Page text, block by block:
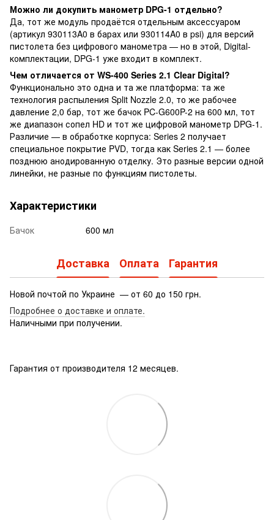
Можно ли докупить манометр DPG-1 отдельно?
Да, тот же модуль продаётся отдельным аксессуаром
(артикул 930113A0 в барах или 930114A0 в psi) для версий
пистолета без цифрового манометра — но в этой, Digital-
комплектации, DPG-1 уже входит в комплект.
Чем отличается от WS-400 Series 2.1 Clear Digital?
Функционально это одна и та же платформа: та же
технология распыления Split Nozzle 2.0, то же рабочее
давление 2,0 бар, тот же бачок PC-G600P-2 на 600 мл, тот
же диапазон сопел HD и тот же цифровой манометр DPG-1.
Различие — в обработке корпуса: Series 2 получает
специальное покрытие PVD, тогда как Series 2.1 — более
позднюю анодированную отделку. Это разные версии одной
линейки, не разные по функциям пистолеты.
Характеристики
Бачок 600 мл
Доставка Оплата Гарантия
Новой почтой по Украине — от 60 до 150 грн.
Подробнее о доставке и оплате.
Наличными при получении.
Гарантия от производителя 12 месяцев.